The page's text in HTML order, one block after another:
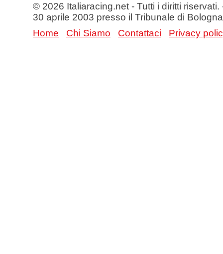
© 2026 Italiaracing.net - Tutti i diritti
30 aprile 2003 presso il Tribunale di Bologna
Home
Chi Siamo Contattaci Privacy